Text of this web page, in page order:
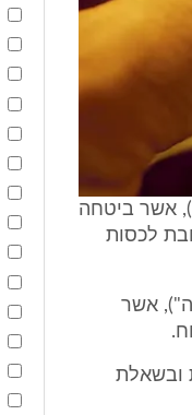
אשר ביטחה
לכסות
אשר
ובשאלת